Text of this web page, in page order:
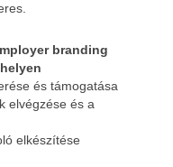
branding
és támogatása
elvégzése és a
elkészítése